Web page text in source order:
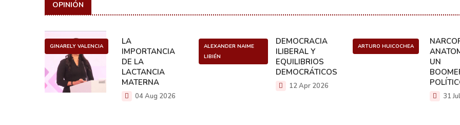
OPINIÓN
GINARELY VALENCIA
LA
IMPORTANCIA
DE LA
LACTANCIA
MATERNA
04 Aug 2026
ALEXANDER NAIME
LIBIÉN
DEMOCRACIA
ILIBERAL Y
EQUILIBRIOS
DEMOCRÁTICOS
12 Apr 2026
ARTURO HUICOCHEA
UN
31